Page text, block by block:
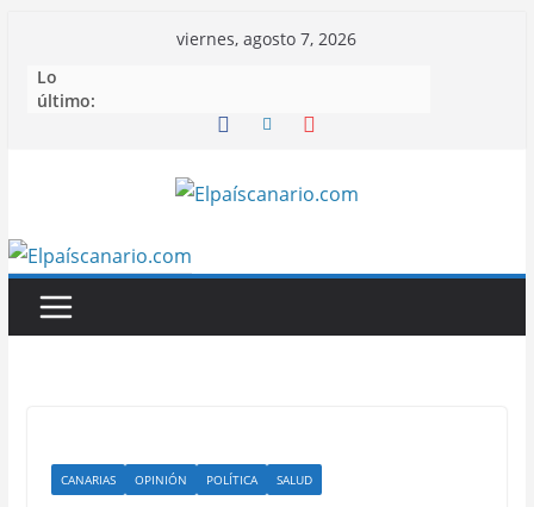
contenido
viernes, agosto 7, 2026
Lo
último:
CANARIAS OPINIÓN POLÍTICA SALUD